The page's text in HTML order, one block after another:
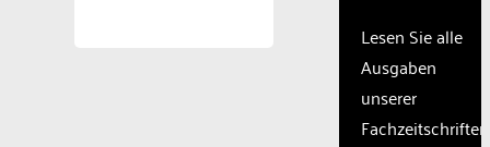
Lesen Sie alle
Ausgaben
unserer
Fachzeitschriften